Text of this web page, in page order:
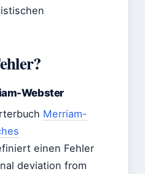
Webster
Merriam-
einen Fehler
deviation from